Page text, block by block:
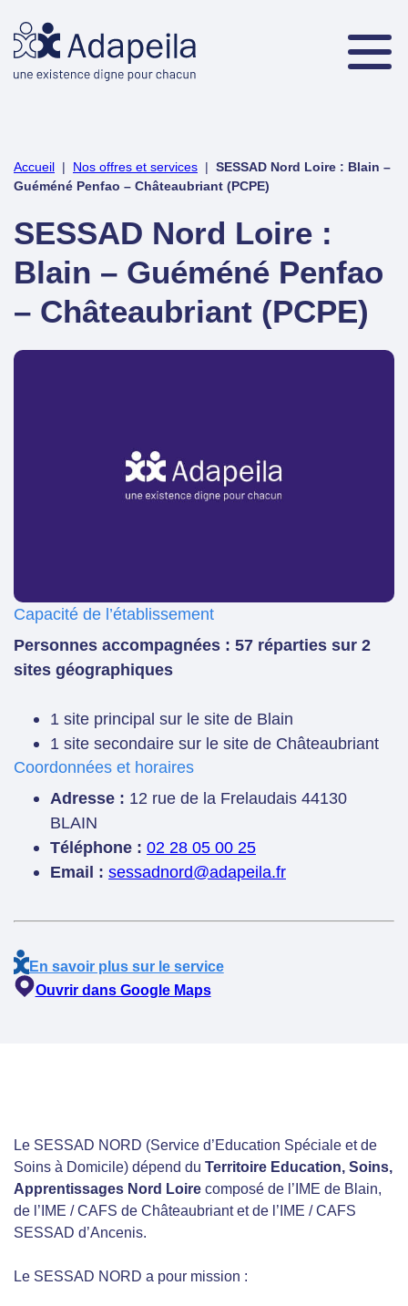
Accueil | Nos offres et services | SESSAD Nord Loire : Blain –
Guéméné Penfao – Châteaubriant (PCPE)
SESSAD Nord Loire :
Blain – Guéméné Penfao
– Châteaubriant (PCPE)
Capacité de l’établissement
Personnes accompagnées : 57 réparties sur 2
sites géographiques
1 site principal sur le site de Blain
1 site secondaire sur le site de Châteaubriant
Coordonnées et horaires
Adresse : 12 rue de la Frelaudais 44130
BLAIN
Téléphone : 02 28 05 00 25
Email : sessadnord@adapeila.fr
En savoir plus sur le service
Ouvrir dans Google Maps
Le SESSAD NORD (Service d’Education Spéciale et de
Soins à Domicile) dépend du Territoire Education, Soins,
Apprentissages Nord Loire composé de l’IME de Blain,
de l’IME / CAFS de Châteaubriant et de l’IME / CAFS
SESSAD d’Ancenis.
Le SESSAD NORD a pour mission :